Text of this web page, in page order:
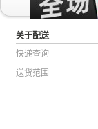
关于配送
快递查询
送货范围